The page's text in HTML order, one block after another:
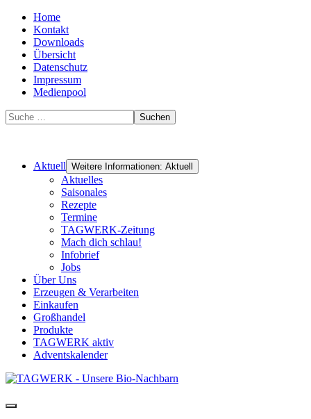
Home
Kontakt
Downloads
Übersicht
Datenschutz
Impressum
Medienpool
Suchen
Aktuell Weitere Informationen: Aktuell
Aktuelles
Saisonales
Rezepte
Termine
TAGWERK-Zeitung
Mach dich schlau!
Infobrief
Jobs
Über Uns
Erzeugen & Verarbeiten
Einkaufen
Großhandel
Produkte
TAGWERK aktiv
Adventskalender